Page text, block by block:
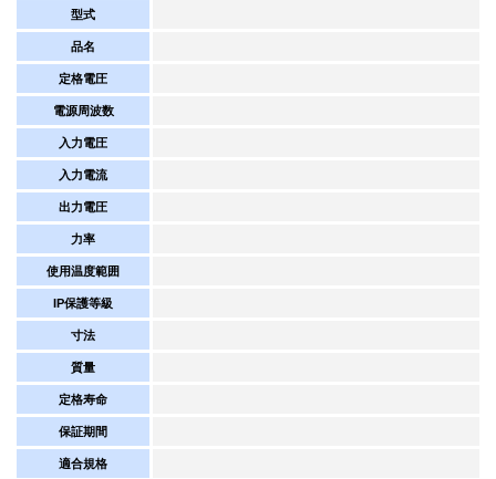
型式
品名
定格電圧
電源周波数
入力電圧
入力電流
出力電圧
力率
使用温度範囲
IP保護等級
寸法
質量
定格寿命
保証期間
適合規格